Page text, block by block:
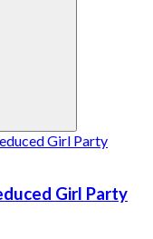
Girl Party